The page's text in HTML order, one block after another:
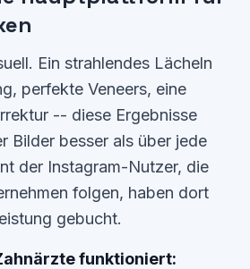
Ein strahlendes Lächeln
perfekte Veneers, eine
-- diese Ergebnisse
Bilder besser als über jede
der Instagram-Nutzer, die
folgen, haben dort
gebucht.
funktioniert: